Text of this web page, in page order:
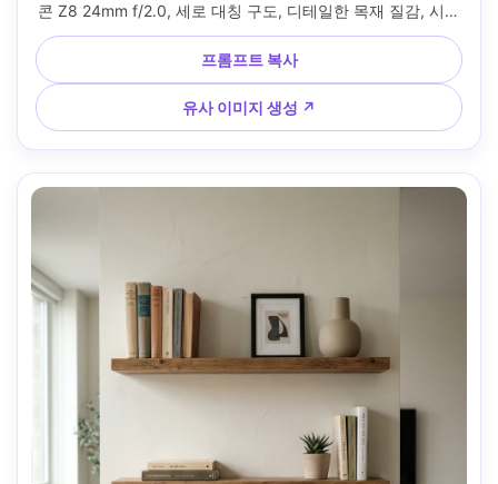
콘 Z8 24mm f/2.0, 세로 대칭 구도, 디테일한 목재 질감, 시네
마틱 웜 톤 --ar 4:5
프롬프트 복사
유사 이미지 생성 ↗